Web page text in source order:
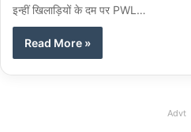
इन्हीं खिलाड़ियों के दम पर PWL…
Read More »
Advt